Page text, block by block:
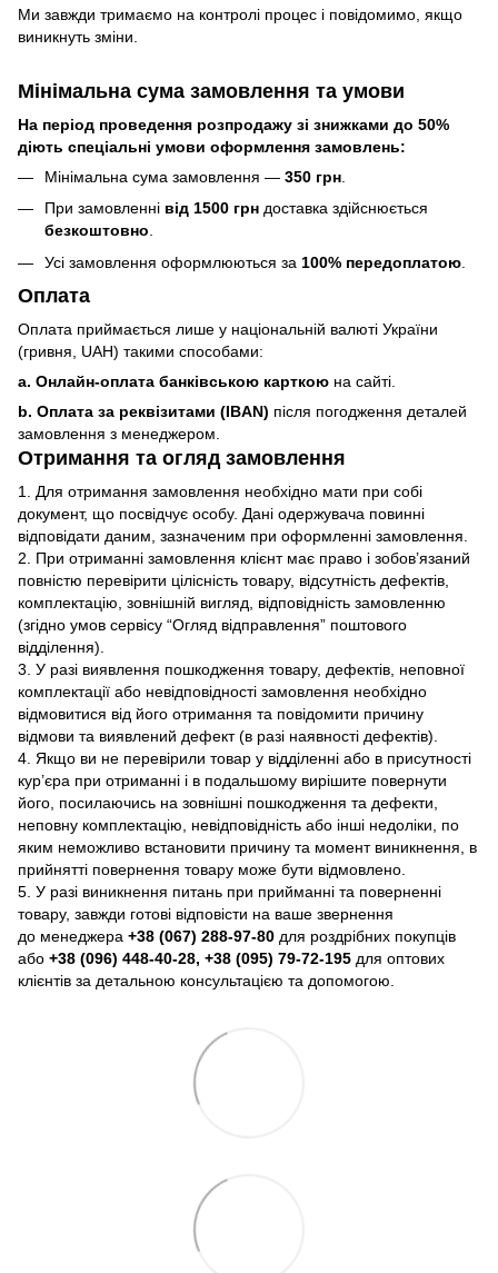
Ми завжди тримаємо на контролі процес і повідомимо, якщо
виникнуть зміни.
Мінімальна сума замовлення та умови
На період проведення розпродажу зі знижками до 50%
діють спеціальні умови оформлення замовлень:
Мінімальна сума замовлення — 350 грн
При замовленні від 1500 грн доставка здійснюється
безкоштовно.
Усі замовлення оформлюються за 100% передоплатою
Оплата
Оплата приймається лише у національній валюті України
(гривня, UAH) такими способами:
a. Онлайн-оплата банківською карткою на сайті.
b. Оплата за реквізитами (IBAN) після погодження деталей
замовлення з менеджером.
Отримання та огляд замовлення
1. Для отримання замовлення необхідно мати при собі
документ, що посвідчує особу. Дані одержувача повинні
відповідати даним, зазначеним при оформленні замовлення.
2. При отриманні замовлення клієнт має право і зобов’язаний
повністю перевірити цілісність товару, відсутність дефектів,
комплектацію, зовнішній вигляд, відповідність замовленню
(згідно умов сервісу “Огляд відправлення” поштового
відділення).
3. У разі виявлення пошкодження товару, дефектів, неповної
комплектації або невідповідності замовлення необхідно
відмовитися від його отримання та повідомити причину
відмови та виявлений дефект (в разі наявності дефектів).
4. Якщо ви не перевірили товар у відділенні або в присутності
кур’єра при отриманні і в подальшому вирішите повернути
його, посилаючись на зовнішні пошкодження та дефекти,
неповну комплектацію, невідповідність або інші недоліки, по
яким неможливо встановити причину та момент виникнення, в
прийнятті повернення товару може бути відмовлено.
5. У разі виникнення питань при прийманні та поверненні
товару, завжди готові відповісти на ваше звернення
до менеджера +38 (067) 288-97-80 для роздрібних покупців
або +38 (096) 448-40-28, +38 (095) 79-72-195 для оптових
клієнтів за детальною консультацією та допомогою.